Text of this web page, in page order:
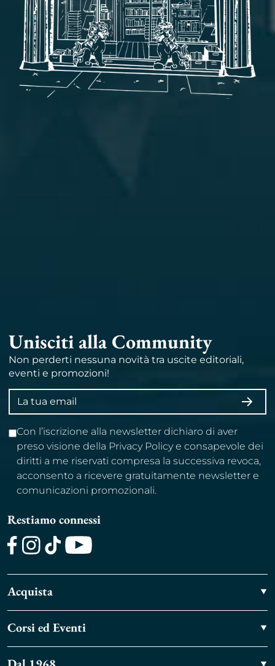
Unisciti alla Community
Non perderti nessuna novità tra uscite editoriali,
eventi e promozioni!
Indirizzo
email
Con l’iscrizione alla newsletter dichiaro di aver
preso visione della Privacy Policy e consapevole dei
diritti a me riservati compresa la successiva revoca,
acconsento a ricevere gratuitamente newsletter e
comunicazioni promozionali.
Restiamo connessi
Acquista
Corsi ed Eventi